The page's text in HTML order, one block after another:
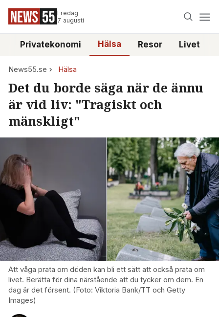
Fredag
7 augusti
Privatekonomi Hälsa Resor Livet
News55.se Hälsa
Det du borde säga när de ännu
är vid liv: "Tragiskt och
mänskligt"
Att våga prata om döden kan bli ett sätt att också prata om
livet. Berätta för dina närstående att du tycker om dem. En
dag är det försent. (Foto: Viktoria Bank/TT och Getty
Images)